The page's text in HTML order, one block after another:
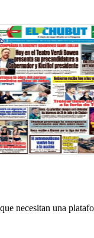
necesitan una